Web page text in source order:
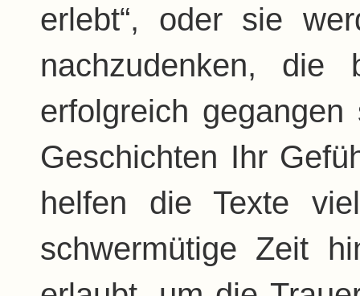
erlebt“, oder sie
nachzudenken, die
erfolgreich
Geschichten Ihr
helfen die Texte
schwermütige Zeit